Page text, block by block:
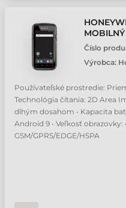
Číslo
Výrobca:
Používateľské prostredie:
Technológia čítania: 2D Area
dlhým dosahom • Kapacita
Android 9 • Veľkosť obrazovky:
GSM/GPRS/EDGE/HSPA